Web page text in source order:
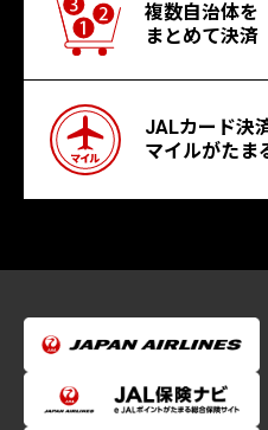
複数自治体を
まとめて決済
JALカード決
マイルがたま